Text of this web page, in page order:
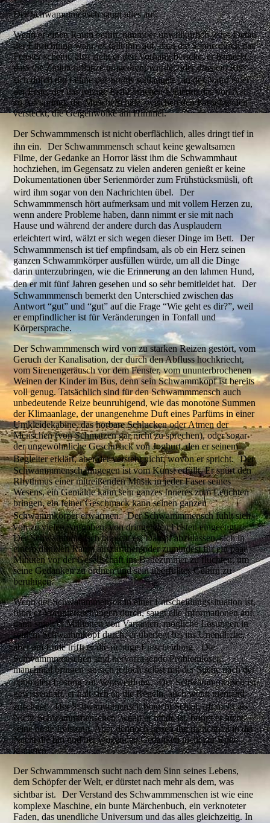
Der Schwammmensch saugt alles auf.
Wenn er einen Raum betritt, nimmt er unwillkürlich jedes Detail
der Einrichtung wahr, es fällt ihm auf, dass die Sonne durch das
Fenster scheint, also zieht er den Vorhang beiseite, er bemerkt,
dass die Zimmerpflanze umgedreht wurde, oder dass ein Riss
sich durch die Lehne des Stuhls schlängelt. In der Natur ist er
der Erste, der das rotzige Eichhörnchen bemerkt, das von Ast
zu Ast springt, die Muschelschale zwischen den Kieselsteinen
versteckt, die Geigenwolke am Himmel.
Der Schwammmensch ist nicht oberflächlich, alles dringt tief in
ihn ein. Der Schwammmensch schaut keine gewaltsamen
Filme, der Gedanke an Horror lässt ihm die Schwammhaut
hochziehen, im Gegensatz zu vielen anderen genießt er keine
Dokumentationen über Serienmörder zum Frühstücksmüsli, oft
wird ihm sogar von den Nachrichten übel. Der
Schwammmensch hört aufmerksam und mit vollem Herzen zu,
wenn andere Probleme haben, dann nimmt er sie mit nach
Hause und während der andere durch das Ausplaudern
erleichtert wird, wälzt er sich wegen dieser Dinge im Bett. Der
Schwammmensch ist tief empfindsam, als ob ein Herz seinen
ganzen Schwammkörper ausfüllen würde, um all die Dinge
darin unterzubringen, wie die Erinnerung an den lahmen Hund,
den er mit fünf Jahren gesehen und so sehr bemitleidet hat. Der
Schwammmensch bemerkt den Unterschied zwischen das
Antwort “gut” und “gut” auf die Frage “Wie geht es dir?”, weil
er empfindlicher ist für Veränderungen in Tonfall und
Körpersprache.
Der Schwammmensch wird von zu starken Reizen gestört, vom
Geruch der Kanalisation, der durch den Abfluss hochkriecht,
vom Sirenengeräusch vor dem Fenster, vom ununterbrochenen
Weinen der Kinder im Bus, denn sein Schwammkopf ist bereits
voll genug. Tatsächlich sind für den Schwammmensch auch
unbedeutende Reize beunruhigend, wie das monotone Summen
der Klimaanlage, der unangenehme Duft eines Parfüms in einer
Umkleidekabine, das hörbare Schlucken oder Atmen der
Menschen (von Schmatzen gar nicht zu sprechen), oder sogar
der ungewöhnliche Geschmack von Joghurt, den er seinem
Begleiter erklärt, aber der versteht nicht, wovon er spricht. Der
Schwammmensch hingegen ist vom Kunst erfüllt. Er spürt den
Rhythmus einer mitreißenden Musik in jeder Faser seines
Wesens, ein Gemälde kann sein ganzes Inneres zum Leuchten
bringen, ein feiner Geschmack kann seinen ganzen
Schwammkörper erwärmen. Der Schwammmensch fühlt sich
von zu vielen Aufgaben, von dringenden Fristen eingeengt.
Der Schwammmensch braucht es, Dampf abzulassen, sich in
einem dunklen Raum auszuruhen oder zumindest für ein paar
Minuten vor der Gesellschaft ins Badezimmer zu flüchten, um
seine Gedanken zu ordnen und sein überfülltes Gehirn zu
beruhigen.
Wenn der Schwammmensch in einer Entscheidungssituation ist,
führt er Voruntersuchungen durch, saugt alle Informationen auf,
dann spielt er Millionen von Varianten, mögliche Lösungen in
seinem Schwammkopf durch, er überlegt bis ins Unendliche,
aber am Ende trifft er die richtige Entscheidung. Die
Schwammmenschen sind hervorragende Problemlöser,
manchmal bringen sie sich jedoch selbst mit der Suche nach der
optimalen Lösung zur Verzweiflung. Der Schwammmensch ist
gewissenhaft, er hält sich an die Regeln, auch wenn niemand
zuschaut. Der Schwammmensch braucht Schlaf, oft mehr als
Nicht-Schwammmenschen, wenn er müde ist, bringt er nicht
seine beste Leistung. Aber dennoch lassen ihn manchmal in der
Nacht die hin und her wogenden Gedanken nicht zur Ruhe
kommen.
Der Schwammmensch sucht nach dem Sinn seines Lebens,
dem Schöpfer der Welt, er dürstet nach mehr als dem, was
sichtbar ist. Der Verstand des Schwammmenschen ist wie eine
komplexe Maschine, ein bunte Märchenbuch, ein verknoteter
Faden, das unendliche Universum und das alles gleichzeitig. In